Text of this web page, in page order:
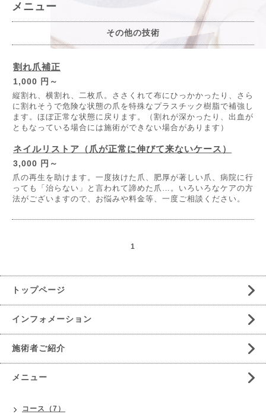
メニュー
その他の技術
割れ爪補正
1,000 円～
縦割れ、横割れ、二枚爪。ささくれて布にひっかかったり、さら
に割れそうで危険な状態の爪を特殊なプラスチック樹脂で補強し
ます。ほぼ正常な状態に戻ります。（割れが深かったり、出血が
ともなっている場合には施術ができない場合があります）
ネイルリストア（爪が正常に伸びて来ないケース）
3,000 円～
爪の再生を助けます。一度抜けた爪、肥厚が著しい爪、病院に行
っても「治らない」と言われて諦めた爪…。いろいろなケアの方
法がございますので、お悩みや料金等、一度ご相談ください。
1
トップページ
インフォメーション
施術者ご紹介
メニュー
コース（7）